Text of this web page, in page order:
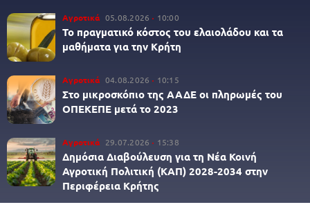
Αγροτικά 05.08.2026 10:00
Το πραγματικό κόστος του ελαιολάδου και τα
μαθήματα για την Κρήτη
Αγροτικά 04.08.2026 10:15
Στο μικροσκόπιο της ΑΑΔΕ οι πληρωμές του
ΟΠΕΚΕΠΕ μετά το 2023
Αγροτικά 29.07.2026 15:38
Δημόσια Διαβούλευση για τη Νέα Κοινή
Αγροτική Πολιτική (ΚΑΠ) 2028-2034 στην
Περιφέρεια Κρήτης